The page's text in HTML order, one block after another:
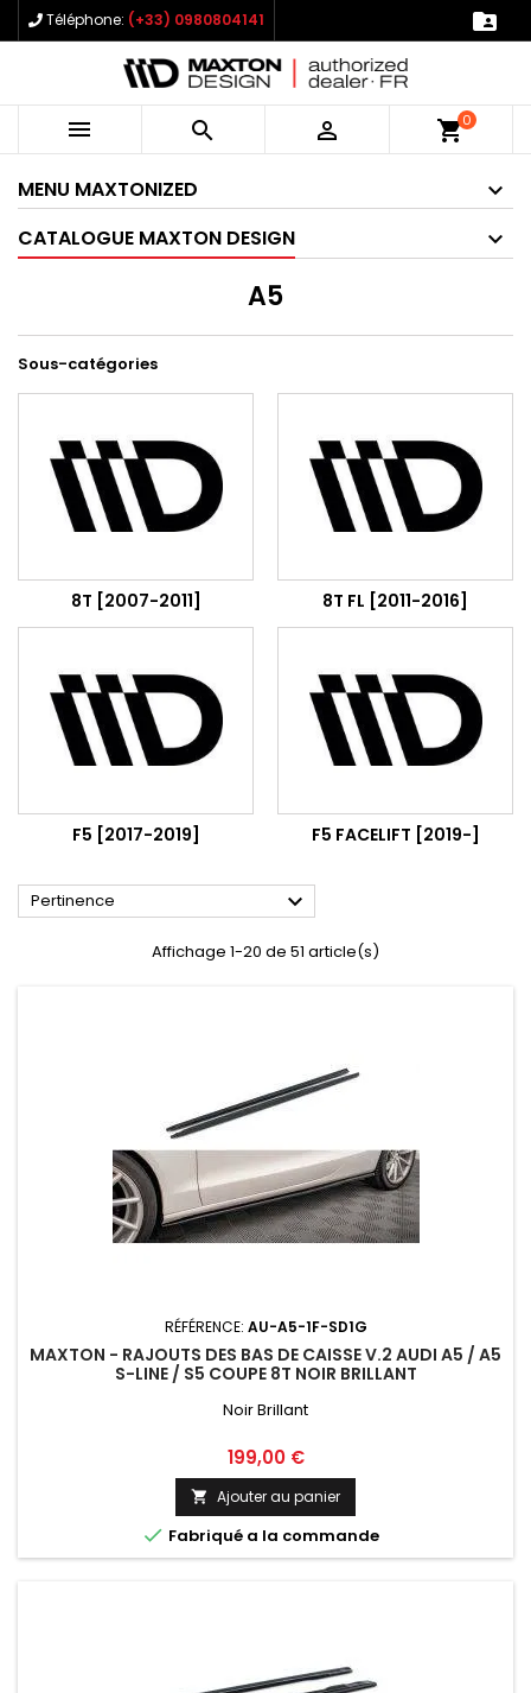
Téléphone: (+33) 0980804141 
   shopping_cart0
MENU MAXTONIZED
CATALOGUE MAXTON DESIGN
A5
Sous-catégories
8T [2007-2011] 8T FL [2011-2016]
F5 [2017-2019] F5 FACELIFT [2019-]
Pertinence 
Affichage 1-20 de 51 article(s)
RÉFÉRENCE: AU-A5-1F-SD1G
MAXTON - RAJOUTS DES BAS DE CAISSE V.2 AUDI A5 / A5
S-LINE / S5 COUPE 8T NOIR BRILLANT
Noir Brillant
Prix
199,00 €
 Ajouter au panier
 Fabriqué a la commande